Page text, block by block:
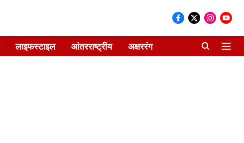
लाइफस्टाइल आंतरराष्ट्रीय अक्षररंग